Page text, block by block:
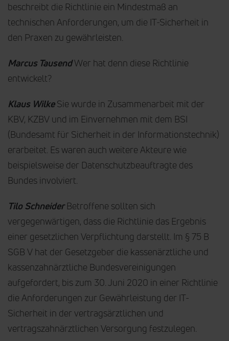
beschreibt die Richtlinie ein Mindestmaß an
technischen Anforderungen, um die IT-Sicherheit in
den Praxen zu gewährleisten.
Marcus TausendWer hat denn diese Richtlinie
entwickelt?
Klaus WilkeSie wurde in Zusammenarbeit mit der
KBV, KZBV und im Einvernehmen mit dem BSI
(Bundesamt für Sicherheit in der Informationstechnik)
erarbeitet. Es waren auch weitere Akteure wie
beispielsweise der Datenschutzbeauftragte des
Bundes involviert.
Tilo SchneiderBetroffene sollten sich
vergegenwärtigen, dass die Richtlinie das Ergebnis
einer gesetzlichen Verpflichtung darstellt. Im § 75 B
SGB V hat der Gesetzgeber die kassenärztliche und
kassenzahnärztliche Bundesvereinigungen
aufgefordert, bis zum 30. Juni 2020 in einer Richtlinie
die Anforderungen zur Gewährleistung der IT-
Sicherheit in der vertragsärztlichen und
vertragszahnärztlichen Versorgung festzulegen.